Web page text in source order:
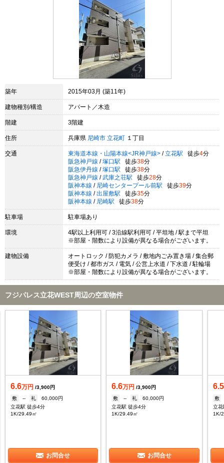
築年 2015年03月 (築11年)
建物種別/構造 アパート／木造
階建 3階建
住所 兵庫県 尼崎市 立花町 １丁目
交通 東海道本線・山陽本線<JR神戸線> / 立花駅 徒歩4分
阪急神戸線 / 塚口駅 徒歩38分
阪急伊丹線 / 塚口駅 徒歩38分
阪急神戸線 / 武庫之荘駅 徒歩28分
阪神本線 / 尼崎センタープール前駅 徒歩39分
阪神本線 / 出屋敷駅 徒歩35分
阪神本線 / 尼崎駅 徒歩38分
駐車場 駐車場あり
環境
4駅以上利用可 / 3沿線駅利用可 / 平坦地 / 駅まで平坦
※部屋・階数により設備が異なる場合がございます。
建物設備
オートロック / 防犯カメラ / 敷地内ごみ置き場 / 集合郵
便受け / 都市ガス / 電気 / 公営上水道 / 下水道 / 駐輪場
※部屋・階数により設備が異なる場合がございます。
フジパレス立花WEST周辺の空室物件
6.6万円 /3,900円
敷
-- 礼
60,000円
立花駅 徒歩4分
1K/29.49㎡
お問合せ
6.6万円 /3,900円
敷
-- 礼
60,000円
立花駅 徒歩4分
1K/29.49㎡
お問合せ
6.5
敷
立花
1K/